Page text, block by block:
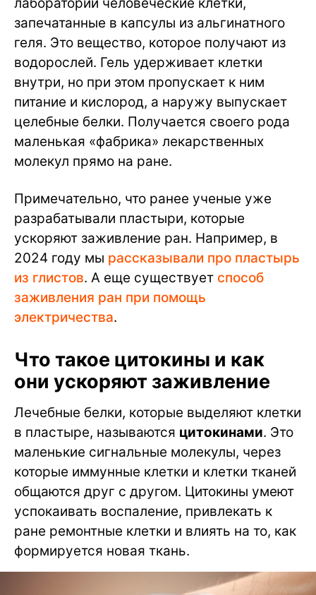
лаборатории человеческие клетки,
запечатанные в капсулы из альгинатного
геля. Это вещество, которое получают из
водорослей. Гель удерживает клетки
внутри, но при этом пропускает к ним
питание и кислород, а наружу выпускает
целебные белки. Получается своего рода
маленькая «фабрика» лекарственных
молекул прямо на ране.
Примечательно, что ранее ученые уже
разрабатывали пластыри, которые
ускоряют заживление ран. Например, в
2024 году мы рассказывали про пластырь
из глистов. А еще существует способ
заживления ран при помощь
электричества.
Что такое цитокины и как
они ускоряют заживление
Лечебные белки, которые выделяют клетки
в пластыре, называются цитокинами. Это
маленькие сигнальные молекулы, через
которые иммунные клетки и клетки тканей
общаются друг с другом. Цитокины умеют
успокаивать воспаление, привлекать к
ране ремонтные клетки и влиять на то, как
формируется новая ткань.